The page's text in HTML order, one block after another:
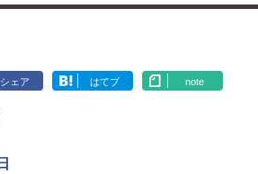
シェア はてブ note